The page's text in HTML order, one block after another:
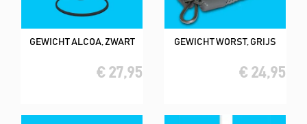
GEWICHT ALCOA, ZWART
€ 27,95
GEWICHT WORST, GRIJS
€ 24,95